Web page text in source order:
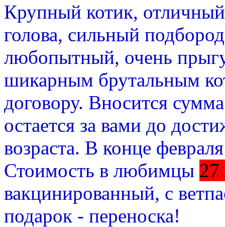
Крупный котик,
голова, сильный
любопытный, очень
шикарным брутальным
договору. Вносится
остается за вами до
возраста. В конце
Стоимость в любимцы 27
вакцинированный, с
подарок - переноска!